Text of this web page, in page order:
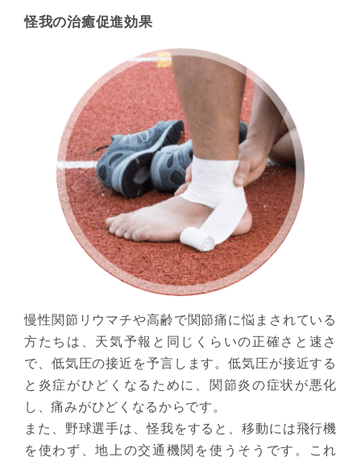
怪我の治癒促進効果
慢性関節リウマチや高齢で関節痛に悩まされている
方たちは、天気予報と同じくらいの正確さと速さ
で、低気圧の接近を予言します。低気圧が接近する
と炎症がひどくなるために、関節炎の症状が悪化
し、痛みがひどくなるからです。
また、野球選手は、怪我をすると、移動には飛行機
を使わず、地上の交通機関を使うそうです。これ